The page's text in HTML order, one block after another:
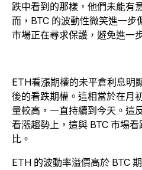
跌中看到的那樣，他們未能有
而，BTC 的波動性微笑進一步
市場正在尋求保護，避免進一
ETH看漲期權的未平倉利息明
後的看跌期權。這相當於在月
量較高，一直持續到今天。這
看漲趨勢上，這與 BTC 市場
比。
ETH 的波動率溢價高於 BTC